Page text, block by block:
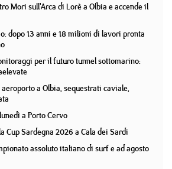
Mori sull'Arca di Lorè a Olbia e accende il
dopo 13 anni e 18 milioni di lavori pronta
per il futuro tunnel sottomarino:
a Olbia, sequestrati caviale,
a Porto Cervo
Cup Sardegna 2026 a Cala dei Sardi
assoluto italiano di surf e ad agosto